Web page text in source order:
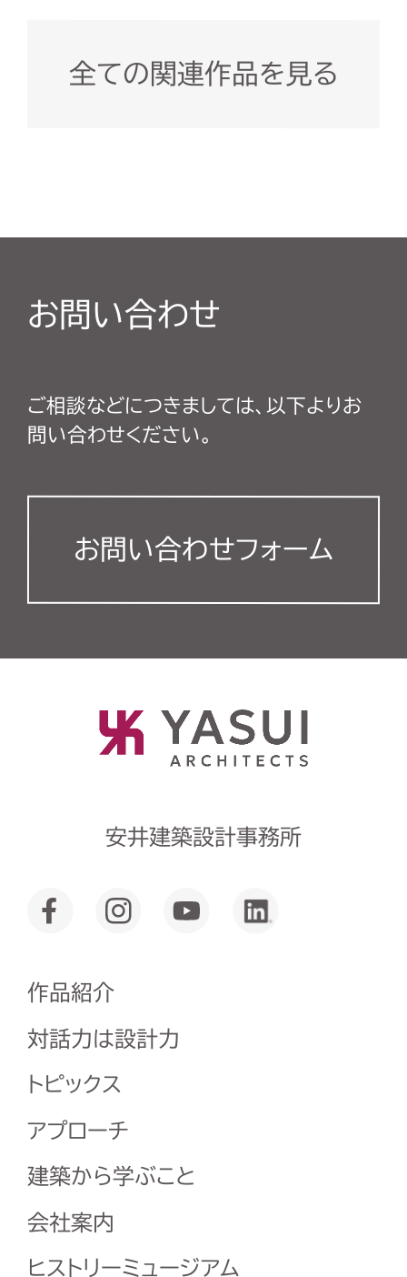
全ての関連作品を見る
お問い合わせ
ご相談などにつきましては、以下よりお
問い合わせください。
お問い合わせフォーム
安井建築設計事務所
作品紹介
対話力は設計力
トピックス
アプローチ
建築から学ぶこと
会社案内
ヒストリーミュージアム